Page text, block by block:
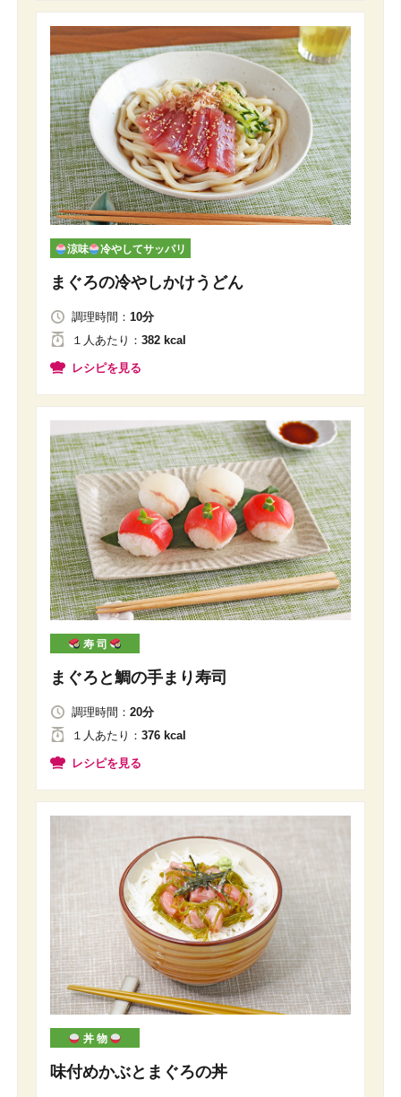
涼味 冷やしてサッパリ
まぐろの冷やしかけうどん
調理時間： 10分
１人あたり ： 382 kcal
レシピを見る
寿 司
まぐろと鯛の手まり寿司
調理時間： 20分
１人 あたり ： 376 kcal
レシピを見る
丼 物
味付めかぶとまぐろの丼